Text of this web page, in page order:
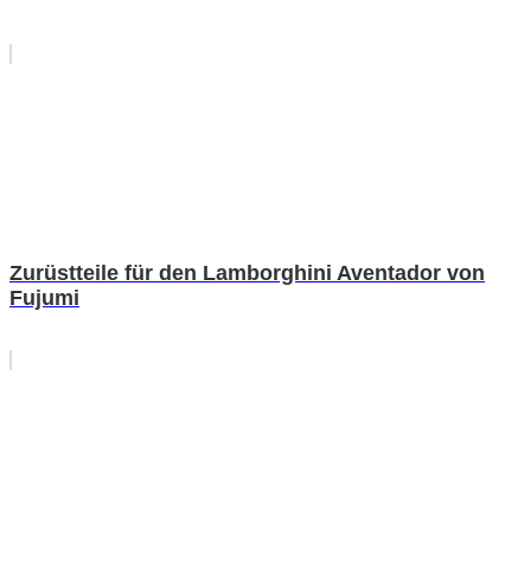
Zurüstteile für den Lamborghini Aventador von
Fujumi